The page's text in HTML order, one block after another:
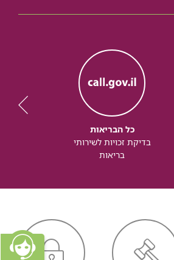
כל הבריאות
בדיקת זכויות לשירותי
בריאות